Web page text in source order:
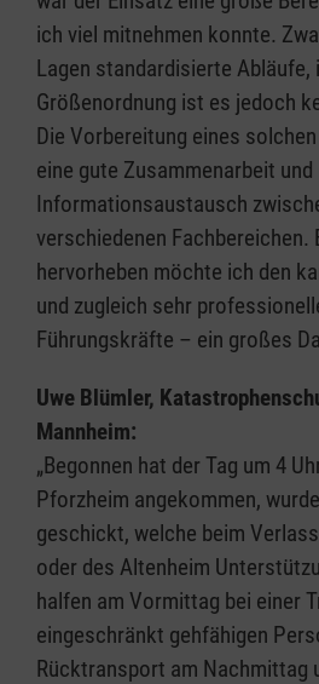
ich viel mitnehmen konnte.
Lagen standardisierte Abläufe,
Größenordnung ist es jedoch
Die Vorbereitung eines
eine gute Zusammenarbeit und
Informationsaustausch
verschiedenen Fachbereichen.
hervorheben möchte ich den
und zugleich sehr
Führungskräfte – ein großes
Uwe Blümler,
Mannheim:
„Begonnen hat der Tag um 4
Pforzheim angekommen,
geschickt, welche beim
oder des Altenheim
halfen am Vormittag bei einer
eingeschränkt gehfähigen
Rücktransport am Nachmittag